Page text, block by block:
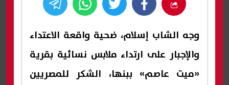
وجه الشاب إسلام، ضحية واقعة الاعتداء
والإجبار على ارتداء ملابس نسائية بقرية
«ميت عاصم» ببنها، الشكر للمصريين